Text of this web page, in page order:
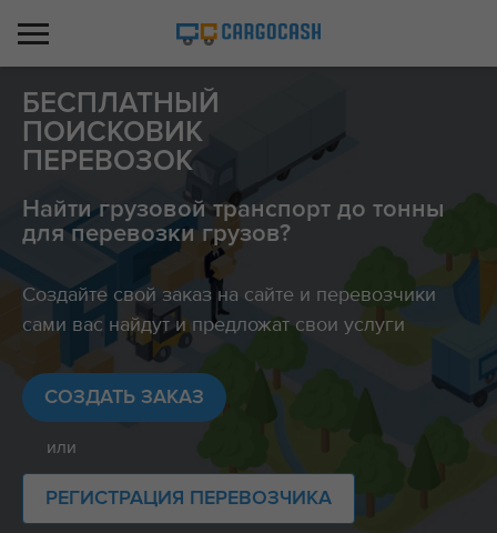
БЕСПЛАТНЫЙ
ПОИСКОВИК
ПЕРЕВОЗОК
Найти грузовой транспорт до тонны
для перевозки грузов?
Создайте свой заказ на сайте и перевозчики
сами вас найдут и предложат свои услуги
СОЗДАТЬ ЗАКАЗ
или
РЕГИСТРАЦИЯ ПЕРЕВОЗЧИКА